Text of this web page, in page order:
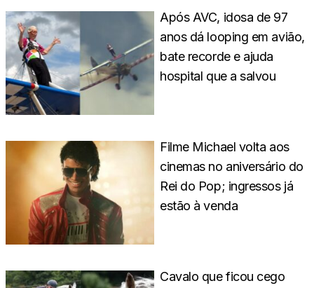
Após AVC, idosa de 97
anos dá looping em avião,
bate recorde e ajuda
hospital que a salvou
Filme Michael volta aos
cinemas no aniversário do
Rei do Pop; ingressos já
estão à venda
Cavalo que ficou cego